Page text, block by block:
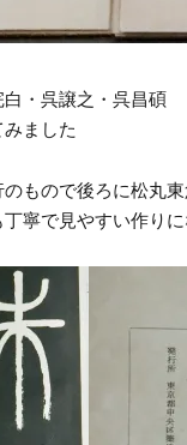
・呉譲之・呉昌碩
ました
もので後ろに松丸
寧で見やすい作り